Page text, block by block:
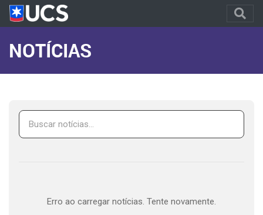
NOTÍCIAS
Erro ao carregar notícias. Tente novamente.